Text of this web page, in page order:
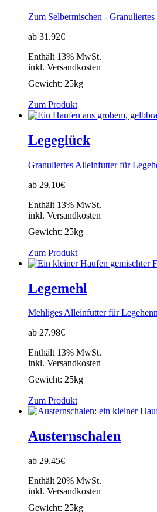
Zum Selbermischen -
ab 31.92€
Enthält 13% MwSt.
inkl. Versandkosten
Gewicht: 25kg
Zum Produkt
Legeglück
Granuliertes Alleinfutter für
ab 29.10€
Enthält 13% MwSt.
inkl. Versandkosten
Gewicht: 25kg
Zum Produkt
Legemehl
Mehliges Alleinfutter für
ab 27.98€
Enthält 13% MwSt.
inkl. Versandkosten
Gewicht: 25kg
Zum Produkt
Austernschalen
ab 29.45€
Enthält 20% MwSt.
inkl. Versandkosten
Gewicht: 25kg